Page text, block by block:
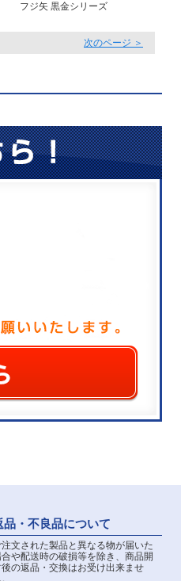
フジ矢 黒金シリーズ
次のページ ＞
品・不良品について
注文された製品と異なる物が届いた
や配送時の破損等を除き、商品開
の返品・交換はお受け出来ませ